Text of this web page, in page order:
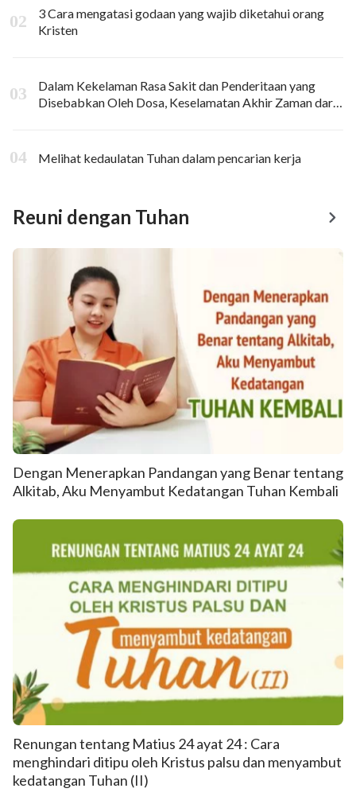
3 Cara mengatasi godaan yang wajib diketahui orang
Kristen
Dalam Kekelaman Rasa Sakit dan Penderitaan yang
Disebabkan Oleh Dosa, Keselamatan Akhir Zaman dari
Melihat kedaulatan Tuhan dalam pencarian kerja
Reuni dengan Tuhan
Dengan Menerapkan Pandangan yang Benar tentang
Alkitab, Aku Menyambut Kedatangan Tuhan Kembali
Renungan tentang Matius 24 ayat 24 : Cara
menghindari ditipu oleh Kristus palsu dan menyambut
kedatangan Tuhan (II)